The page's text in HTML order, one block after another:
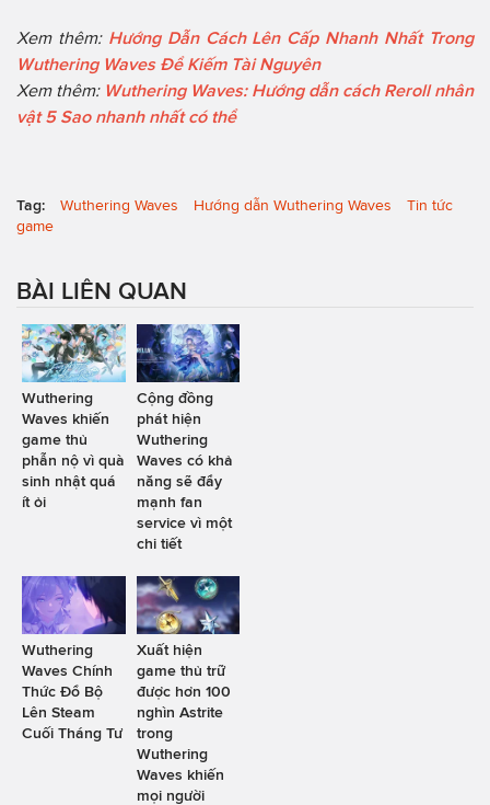
Xem thêm: Hướng Dẫn Cách Lên Cấp Nhanh Nhất Trong
Wuthering Waves Để Kiếm Tài Nguyên
Xem thêm: Wuthering Waves: Hướng dẫn cách Reroll nhân
vật 5 Sao nhanh nhất có thể
Tag: Wuthering Waves Hướng dẫn Wuthering Waves
Tin tức
game
BÀI LIÊN QUAN
Wuthering
Waves khiến
game thủ
phẫn nộ vì quà
sinh nhật quá
ít ỏi
Cộng đồng
phát hiện
Wuthering
Waves có khả
năng sẽ đẩy
mạnh fan
service vì một
chi tiết
Wuthering
Waves Chính
Thức Đổ Bộ
Lên Steam
Cuối Tháng Tư
Xuất hiện
game thủ trữ
được hơn 100
nghìn Astrite
trong
Wuthering
Waves khiến
mọi người